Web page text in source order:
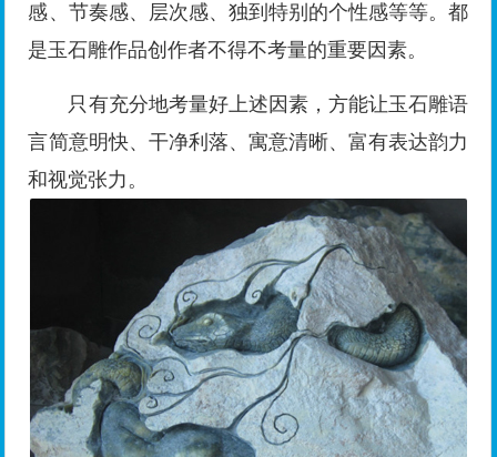
感、节奏感、层次感、独到特别的个性感等等。都
是玉石雕作品创作者不得不考量的重要因素。
只有充分地考量好上述因素，方能让玉石雕语
言简意明快、干净利落、寓意清晰、富有表达韵力
和视觉张力。